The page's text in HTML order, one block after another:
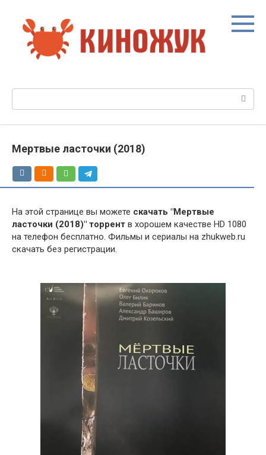
контенту
Мертвые ласточки (2018)
На этой странице вы можете скачать "Мертвые
ласточки (2018)" торрент в хорошем качестве HD 1080
на телефон бесплатно. Фильмы и сериалы на zhukweb.ru
скачать без регистрации.